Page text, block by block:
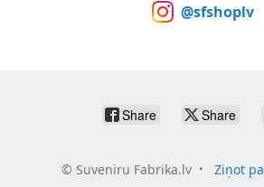
@sfshoplv
Share Share
© Suveniru Fabrika.lv Ziņot